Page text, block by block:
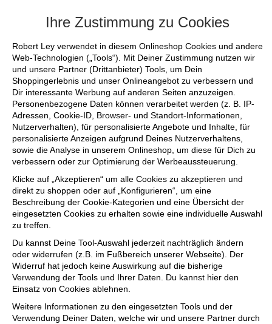
Ihre Zustimmung zu Cookies
Robert Ley verwendet in diesem Onlineshop Cookies und andere
Web-Technologien („Tools“). Mit Deiner Zustimmung nutzen wir
und unsere Partner (Drittanbieter) Tools, um Dein
Shoppingerlebnis und unser Onlineangebot zu verbessern und
Dir interessante Werbung auf anderen Seiten anzuzeigen.
Personenbezogene Daten können verarbeitet werden (z. B. IP-
Adressen, Cookie-ID, Browser- und Standort-Informationen,
Nutzerverhalten), für personalisierte Angebote und Inhalte, für
personalisierte Anzeigen aufgrund Deines Nutzerverhaltens,
sowie die Analyse in unserem Onlineshop, um diese für Dich zu
verbessern oder zur Optimierung der Werbeaussteuerung.
Klicke auf „Akzeptieren“ um alle Cookies zu akzeptieren und
direkt zu shoppen oder auf „Konfigurieren“, um eine
Beschreibung der Cookie-Kategorien und eine Übersicht der
eingesetzten Cookies zu erhalten sowie eine individuelle Auswahl
zu treffen.
Du kannst Deine Tool-Auswahl jederzeit nachträglich ändern
oder widerrufen (z.B. im Fußbereich unserer Webseite). Der
Widerruf hat jedoch keine Auswirkung auf die bisherige
Verwendung der Tools und Ihrer Daten. Du kannst hier den
Einsatz von Cookies ablehnen.
Weitere Informationen zu den eingesetzten Tools und der
Verwendung Deiner Daten, welche wir und unsere Partner durch